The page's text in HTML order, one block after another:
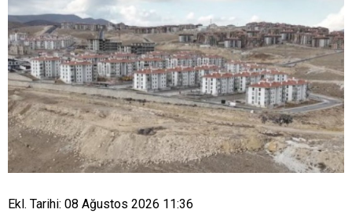
Ekl. Tarihi: 08 Ağustos 2026 11:36